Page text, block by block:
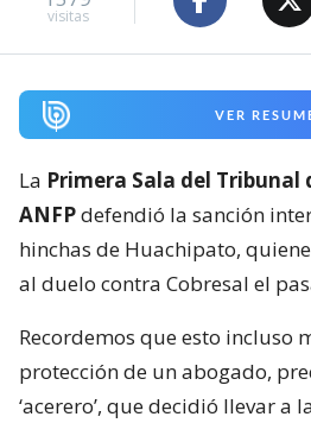
visitas
VER
La Primera Sala del Tribunal
ANFPdefendió la sanción
hinchas de Huachipato,
al duelo contra Cobresal el
Recordemos que esto incluso
protección de un abogado,
‘acerero’, que decidió llevar a